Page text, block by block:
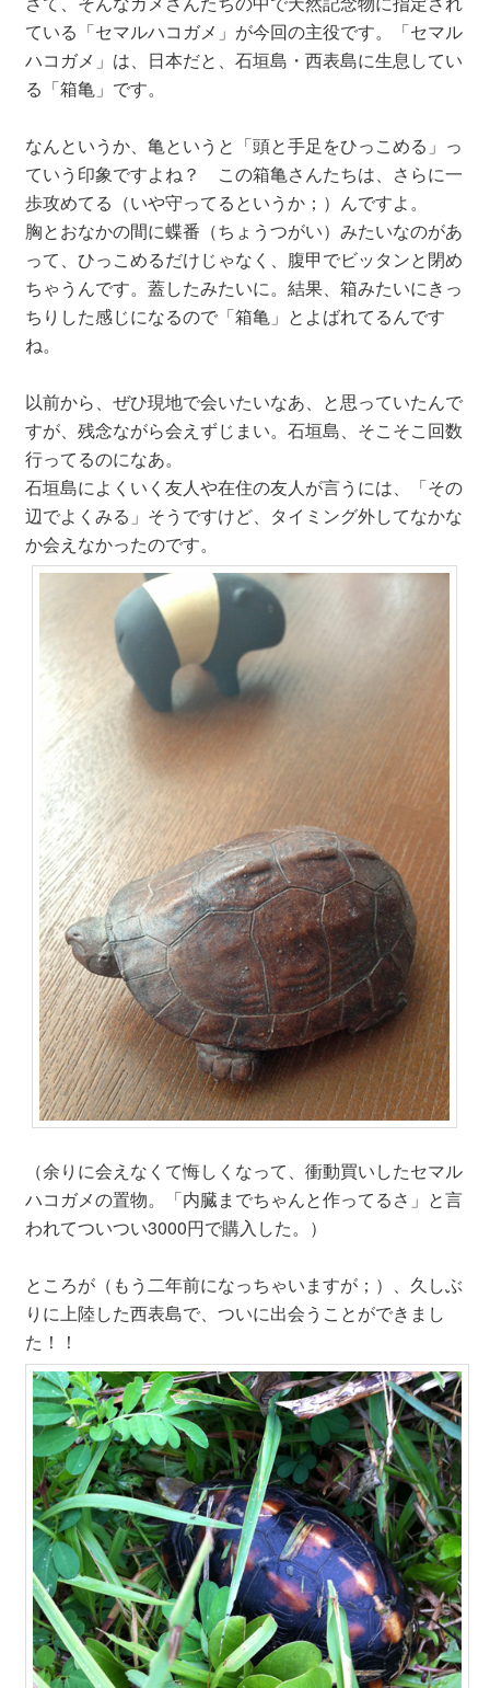
ている「セマルハコガメ」が今回の主役です。「セマル
ハコガメ」は、日本だと、石垣島・西表島に生息してい
る「箱亀」です。
なんというか、亀というと「頭と手足をひっこめる」っ
ていう印象ですよね？ この箱亀さんたちは、さらに一
歩攻めてる（いや守ってるというか；）んですよ。
胸とおなかの間に蝶番（ちょうつがい）みたいなのがあ
って、ひっこめるだけじゃなく、腹甲でビッタンと閉め
ちゃうんです。蓋したみたいに。結果、箱みたいにきっ
ちりした感じになるので「箱亀」とよばれてるんです
ね。
以前から、ぜひ現地で会いたいなあ、と思っていたんで
すが、残念ながら会えずじまい。石垣島、そこそこ回数
行ってるのになあ。
石垣島によくいく友人や在住の友人が言うには、「その
辺でよくみる」そうですけど、タイミング外してなかな
か会えなかったのです。
（余りに会えなくて悔しくなって、衝動買いしたセマル
ハコガメの置物。「内臓までちゃんと作ってるさ」と言
われてついつい3000円で購入した。）
ところが（もう二年前になっちゃいますが；）、久しぶ
りに上陸した西表島で、ついに出会うことができまし
た！！